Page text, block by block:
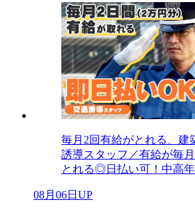
毎月2回有給がとれる、建
誘導スタッフ／有給が毎月
とれる◎日払い可！中高
08月06日UP